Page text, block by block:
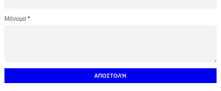
Μήνυμα *